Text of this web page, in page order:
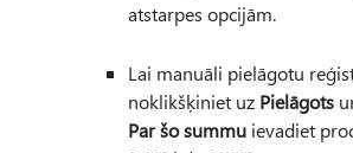
atstarpes opcijām.
Lai manuāli pielāgotu
noklikšķiniet uz Pielāgots
Par šo summu ievadiet